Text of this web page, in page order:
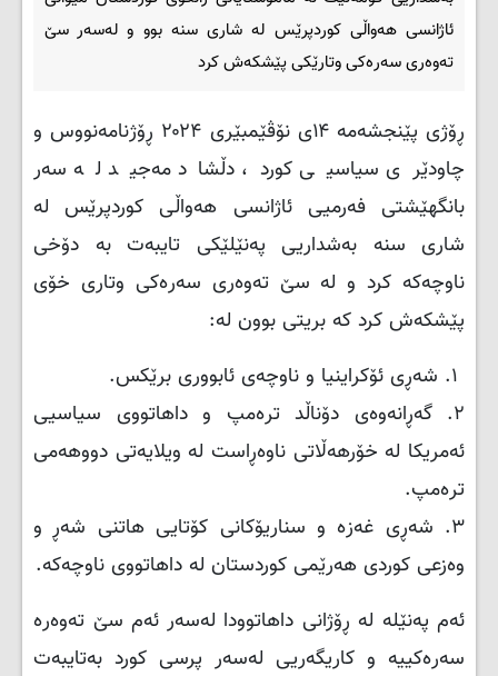
ئاژانسی هەواڵی کوردپرێس لە شاری سنە بوو و لەسەر سێ
تەوەری سەرەکی وتارێکی پێشکەش کرد
ڕۆژی پێنجشەمە ۱۴ی نۆڤێمبێری ۲۰۲۴ ڕۆژنامەنووس و
چاودێری سیاسیی کورد، دڵشاد مەجید لە سەر
بانگهێشتی فەرمیی ئاژانسی هەواڵی کوردپرێس لە
شاری سنە بەشداریی پەنێلێکی تایبەت بە دۆخی
ناوچەکە کرد و لە سێ تەوەری سەرەکی وتاری خۆی
پێشکەش کرد کە بریتی بوون لە:
۲. گەڕانەوەی دۆناڵد ترەمپ و داهاتووی سیاسیی
ئەمریکا لە خۆرهەڵاتی ناوەڕاست لە ویلایەتی دووهەمی
ترەمپ.
۳. شەڕی غەزە و سناریۆکانی کۆتایی هاتنی شەڕ و
وەزعی کوردی هەرێمی کوردستان لە داهاتووی ناوچەکە.
ئەم پەنێلە لە ڕۆژانی داهاتوودا لەسەر ئەم سێ تەوەرە
سەرەکییە و کاریگەریی لەسەر پرسی کورد بەتایبەت